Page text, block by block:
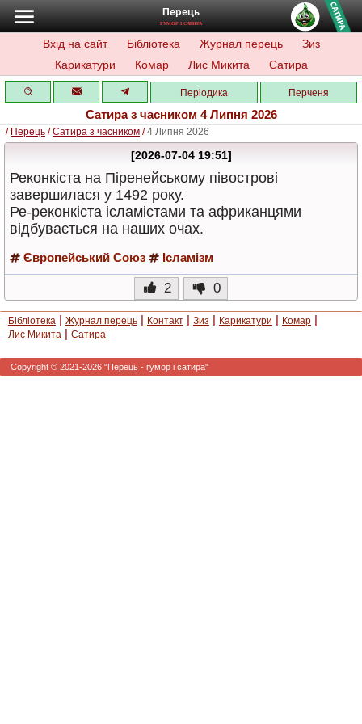
Перець
ГУМОР І САТИРА
Вхід на сайт Бібліотека Журнал перець
Зиз
Карикатури
Комар Лис Микита Сатира
Періодика Перченя
Сатира з часником 4 Липня 2026
/ Перець /Сатира з часником /4 Липня 2026
[2026-07-04 19:51]
Реконкіста на Піренейському півострові
завершилася у 1492 року.
Ре-реконкіста ісламістами та африканцями
відбувається на наших очах.
Європейський Союз Ісламізм
2 0
Бібліотека | Журнал перець | Контакт | Зиз | Карикатури | Комар |
Лис Микита | Сатира
Copyright © 2021-2026 "Перець - гумор і сатира"